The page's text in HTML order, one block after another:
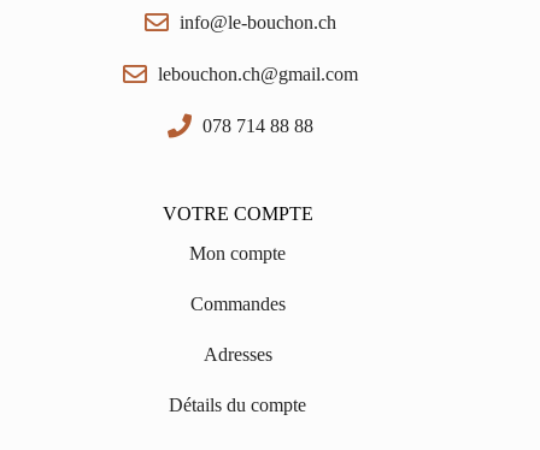
info@le-bouchon.ch
lebouchon.ch@gmail.com
078 714 88 88
VOTRE COMPTE
Mon compte
Commandes
Adresses
Détails du compte